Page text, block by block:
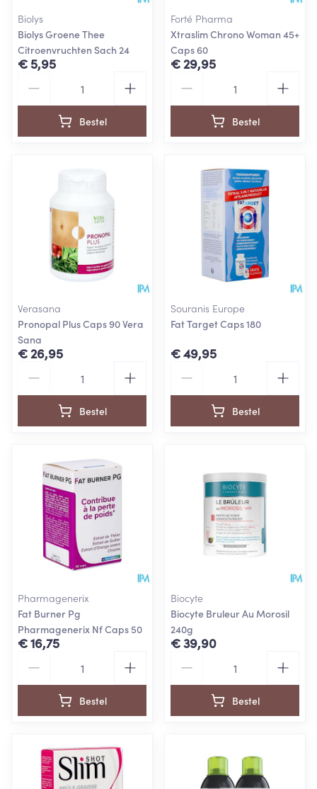
Biolys
Biolys Groene Thee
Citroenvruchten Sach 24
€ 5,95
Bestel
Forté Pharma
Xtraslim Chrono Woman 45+
Caps 60
€ 29,95
Bestel
Verasana
Pronopal Plus Caps 90 Vera
Sana
€ 26,95
Bestel
Souranis Europe
Fat Target Caps 180
€ 49,95
Bestel
Pharmagenerix
Fat Burner Pg
Pharmagenerix Nf Caps 50
€ 16,75
Bestel
Biocyte
Biocyte Bruleur Au Morosil
240g
€ 39,90
Bestel